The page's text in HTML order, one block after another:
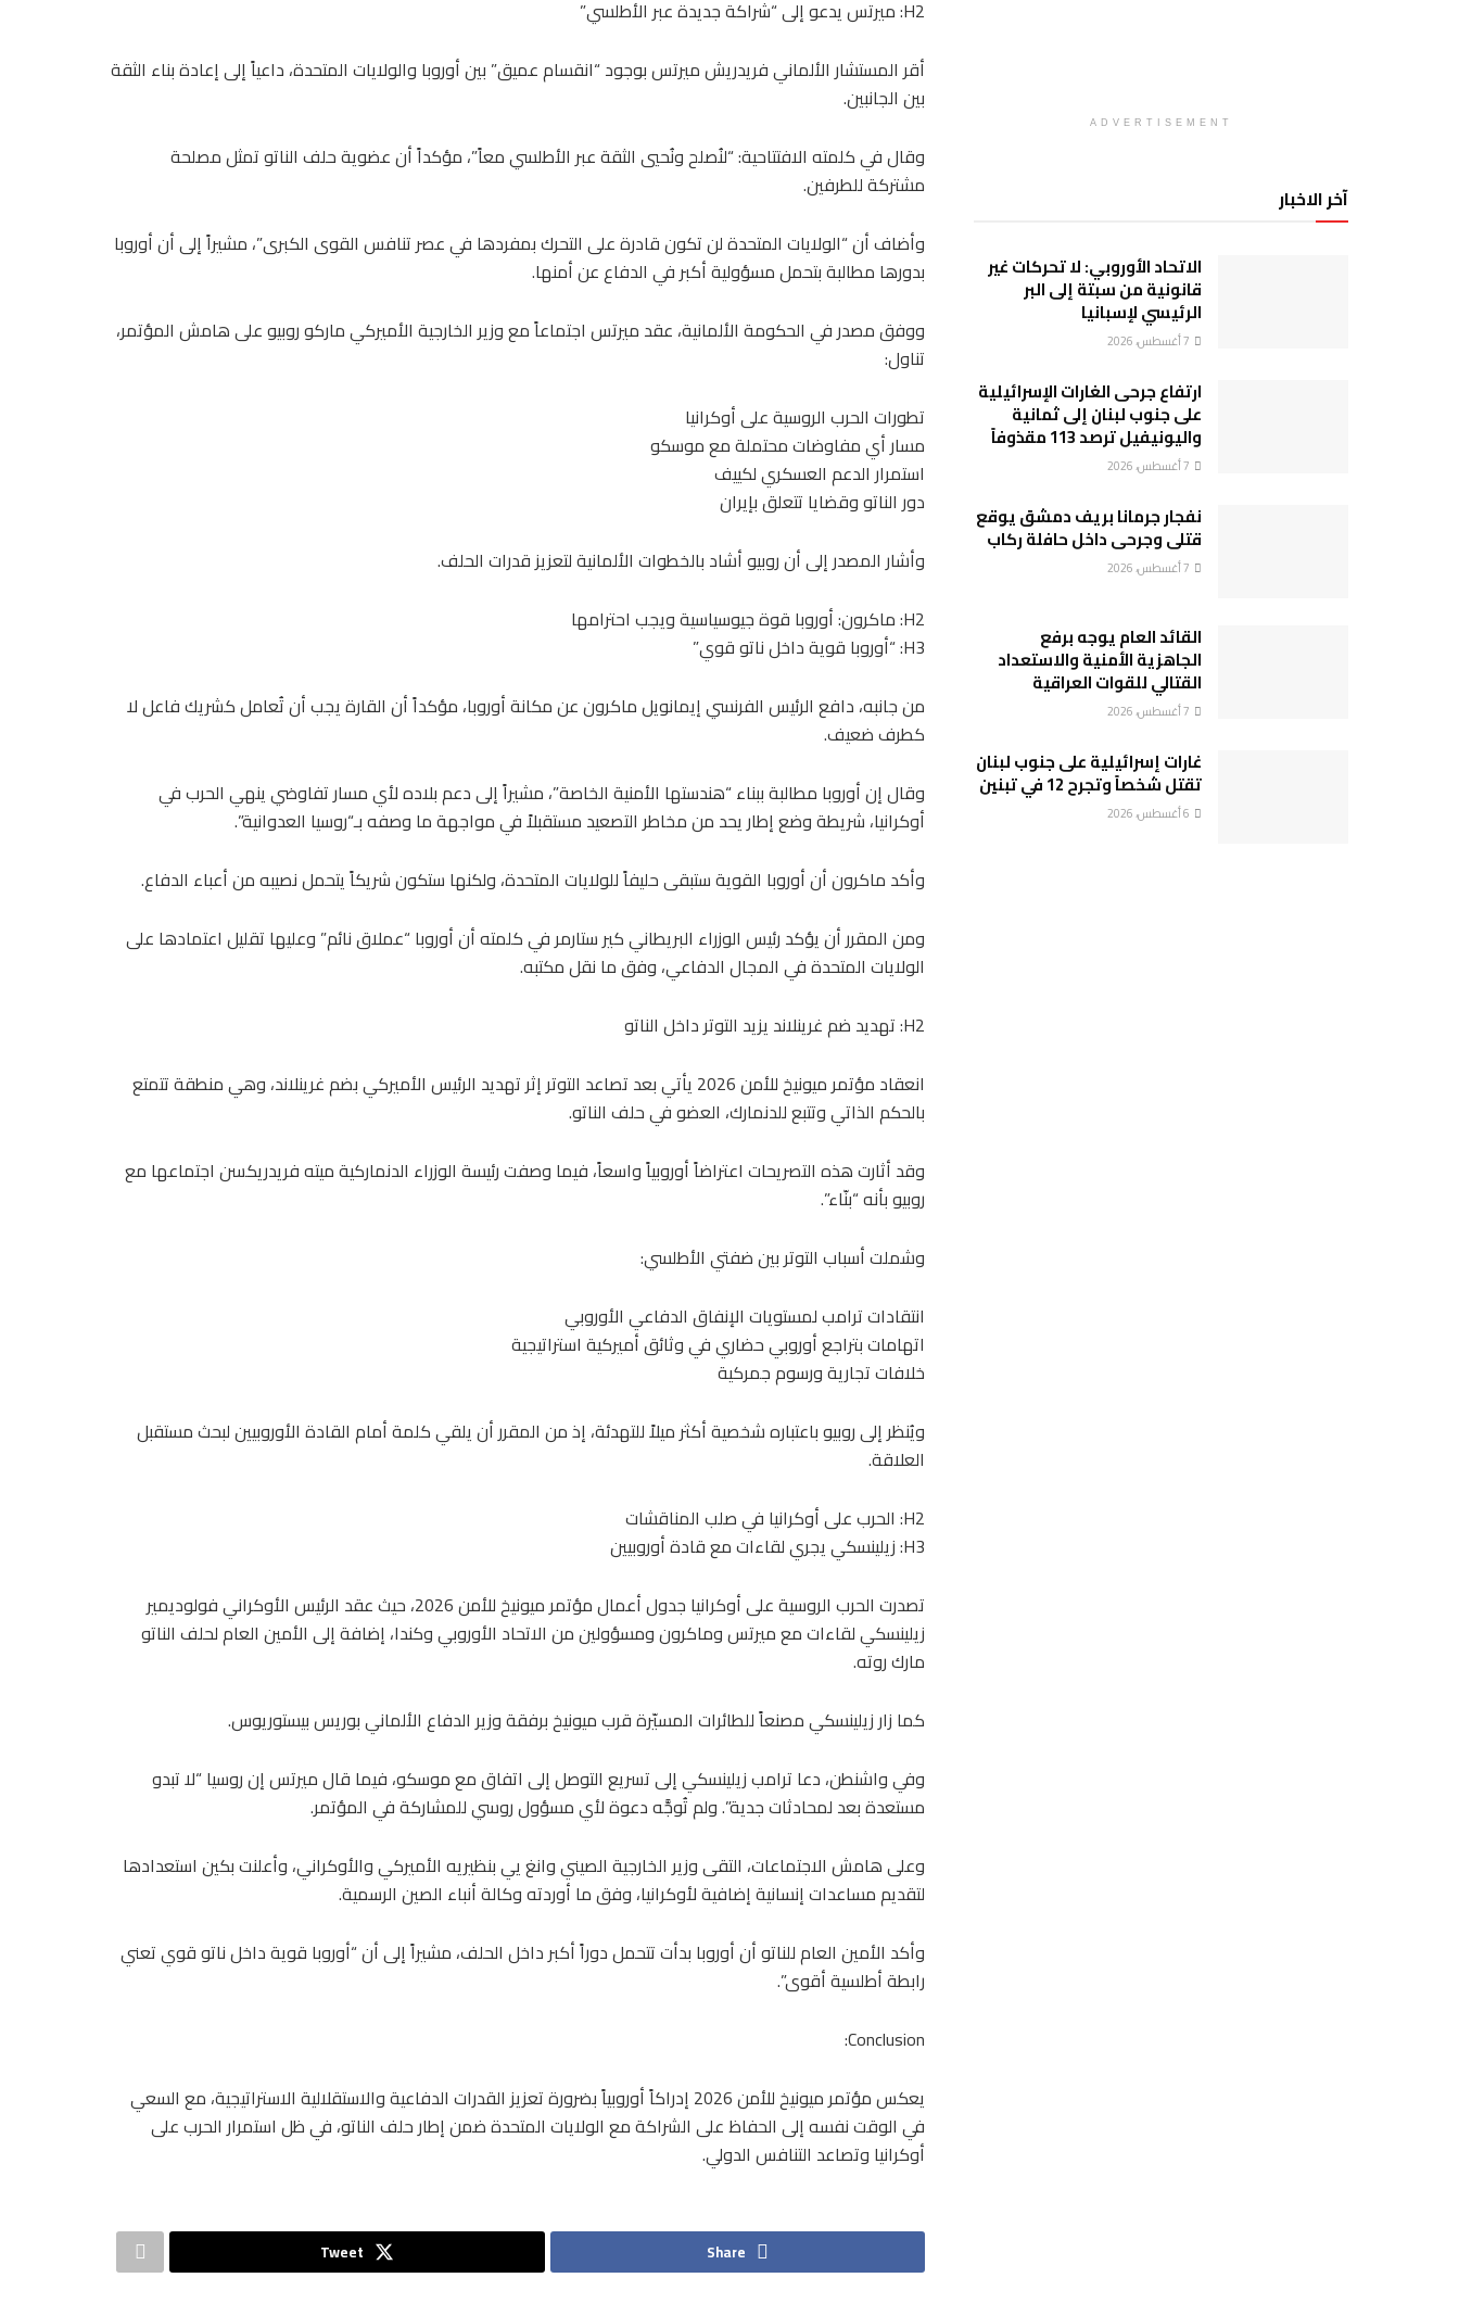
H2: ميرتس يدعو إلى “شراكة جديدة عبر الأطلسي”
أقر المستشار الألماني فريدريش ميرتس بوجود “انقسام عميق” بين أوروبا والولايات المتحدة، داعياً إلى إعادة بناء الثقة
بين الجانبين.
وقال في كلمته الافتتاحية: “لنُصلح ونُحيي الثقة عبر الأطلسي معاً”، مؤكداً أن عضوية حلف الناتو تمثل مصلحة
مشتركة للطرفين.
وأضاف أن “الولايات المتحدة لن تكون قادرة على التحرك بمفردها في عصر تنافس القوى الكبرى”، مشيراً إلى أن أوروبا
بدورها مطالبة بتحمل مسؤولية أكبر في الدفاع عن أمنها.
ووفق مصدر في الحكومة الألمانية، عقد ميرتس اجتماعاً مع وزير الخارجية الأميركي ماركو روبيو على هامش المؤتمر،
تناول:
تطورات الحرب الروسية على أوكرانيا
مسار أي مفاوضات محتملة مع موسكو
استمرار الدعم العسكري لكييف
دور الناتو وقضايا تتعلق بإيران
وأشار المصدر إلى أن روبيو أشاد بالخطوات الألمانية لتعزيز قدرات الحلف.
H2: ماكرون: أوروبا قوة جيوسياسية ويجب احترامها
H3: “أوروبا قوية داخل ناتو قوي”
من جانبه، دافع الرئيس الفرنسي إيمانويل ماكرون عن مكانة أوروبا، مؤكداً أن القارة يجب أن تُعامل كشريك فاعل لا
كطرف ضعيف.
وقال إن أوروبا مطالبة ببناء “هندستها الأمنية الخاصة”، مشيراً إلى دعم بلاده لأي مسار تفاوضي ينهي الحرب في
أوكرانيا، شريطة وضع إطار يحد من مخاطر التصعيد مستقبلاً في مواجهة ما وصفه بـ“روسيا العدوانية”.
وأكد ماكرون أن أوروبا القوية ستبقى حليفاً للولايات المتحدة، ولكنها ستكون شريكاً يتحمل نصيبه من أعباء الدفاع.
ومن المقرر أن يؤكد رئيس الوزراء البريطاني كير ستارمر في كلمته أن أوروبا “عملاق نائم” وعليها تقليل اعتمادها على
الولايات المتحدة في المجال الدفاعي، وفق ما نقل مكتبه.
H2: تهديد ضم غرينلاند يزيد التوتر داخل الناتو
انعقاد مؤتمر ميونيخ للأمن 2026 يأتي بعد تصاعد التوتر إثر تهديد الرئيس الأميركي بضم غرينلاند، وهي منطقة تتمتع
بالحكم الذاتي وتتبع للدنمارك، العضو في حلف الناتو.
وقد أثارت هذه التصريحات اعتراضاً أوروبياً واسعاً، فيما وصفت رئيسة الوزراء الدنماركية ميته فريدريكسن اجتماعها مع
روبيو بأنه “بنّاء”.
وشملت أسباب التوتر بين ضفتي الأطلسي:
انتقادات ترامب لمستويات الإنفاق الدفاعي الأوروبي
اتهامات بتراجع أوروبي حضاري في وثائق أميركية استراتيجية
خلافات تجارية ورسوم جمركية
ويُنظر إلى روبيو باعتباره شخصية أكثر ميلاً للتهدئة، إذ من المقرر أن يلقي كلمة أمام القادة الأوروبيين لبحث مستقبل
العلاقة.
H2: الحرب على أوكرانيا في صلب المناقشات
H3: زيلينسكي يجري لقاءات مع قادة أوروبيين
تصدرت الحرب الروسية على أوكرانيا جدول أعمال مؤتمر ميونيخ للأمن 2026، حيث عقد الرئيس الأوكراني فولوديمير
زيلينسكي لقاءات مع ميرتس وماكرون ومسؤولين من الاتحاد الأوروبي وكندا، إضافة إلى الأمين العام لحلف الناتو
مارك روته.
كما زار زيلينسكي مصنعاً للطائرات المسيّرة قرب ميونيخ برفقة وزير الدفاع الألماني بوريس بيستوريوس.
وفي واشنطن، دعا ترامب زيلينسكي إلى تسريع التوصل إلى اتفاق مع موسكو، فيما قال ميرتس إن روسيا “لا تبدو
مستعدة بعد لمحادثات جدية”. ولم تُوجَّه دعوة لأي مسؤول روسي للمشاركة في المؤتمر.
وعلى هامش الاجتماعات، التقى وزير الخارجية الصيني وانغ يي بنظيريه الأميركي والأوكراني، وأعلنت بكين استعدادها
لتقديم مساعدات إنسانية إضافية لأوكرانيا، وفق ما أوردته وكالة أنباء الصين الرسمية.
وأكد الأمين العام للناتو أن أوروبا بدأت تتحمل دوراً أكبر داخل الحلف، مشيراً إلى أن “أوروبا قوية داخل ناتو قوي تعني
رابطة أطلسية أقوى”.
Conclusion:
يعكس مؤتمر ميونيخ للأمن 2026 إدراكاً أوروبياً بضرورة تعزيز القدرات الدفاعية والاستقلالية الاستراتيجية، مع السعي
في الوقت نفسه إلى الحفاظ على الشراكة مع الولايات المتحدة ضمن إطار حلف الناتو، في ظل استمرار الحرب على
أوكرانيا وتصاعد التنافس الدولي.
Share
Tweet
ADVERTISEMENT
آخر الاخبار
الاتحاد الأوروبي: لا تحركات غير
قانونية من سبتة إلى البر
الرئيسي لإسبانيا
ارتفاع جرحى الغارات الإسرائيلية
على جنوب لبنان إلى ثمانية
واليونيفيل ترصد 113 مقذوفاً
نفجار جرمانا بريف دمشق يوقع
قتلى وجرحى داخل حافلة ركاب
القائد العام يوجه برفع
الجاهزية الأمنية والاستعداد
القتالي للقوات العراقية
غارات إسرائيلية على جنوب لبنان
تقتل شخصاً وتجرح 12 في تبنين